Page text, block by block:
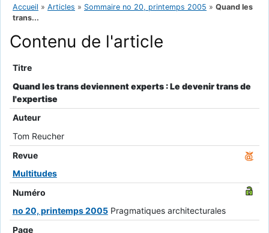
Accueil » Articles » Sommaire no 20, printemps 2005 » Quand les
trans...
Contenu de l'article
Titre
Quand les trans deviennent experts : Le devenir trans de
l'expertise
Auteur
Tom Reucher
Revue
Multitudes
Numéro
no 20, printemps 2005 Pragmatiques architecturales
Page